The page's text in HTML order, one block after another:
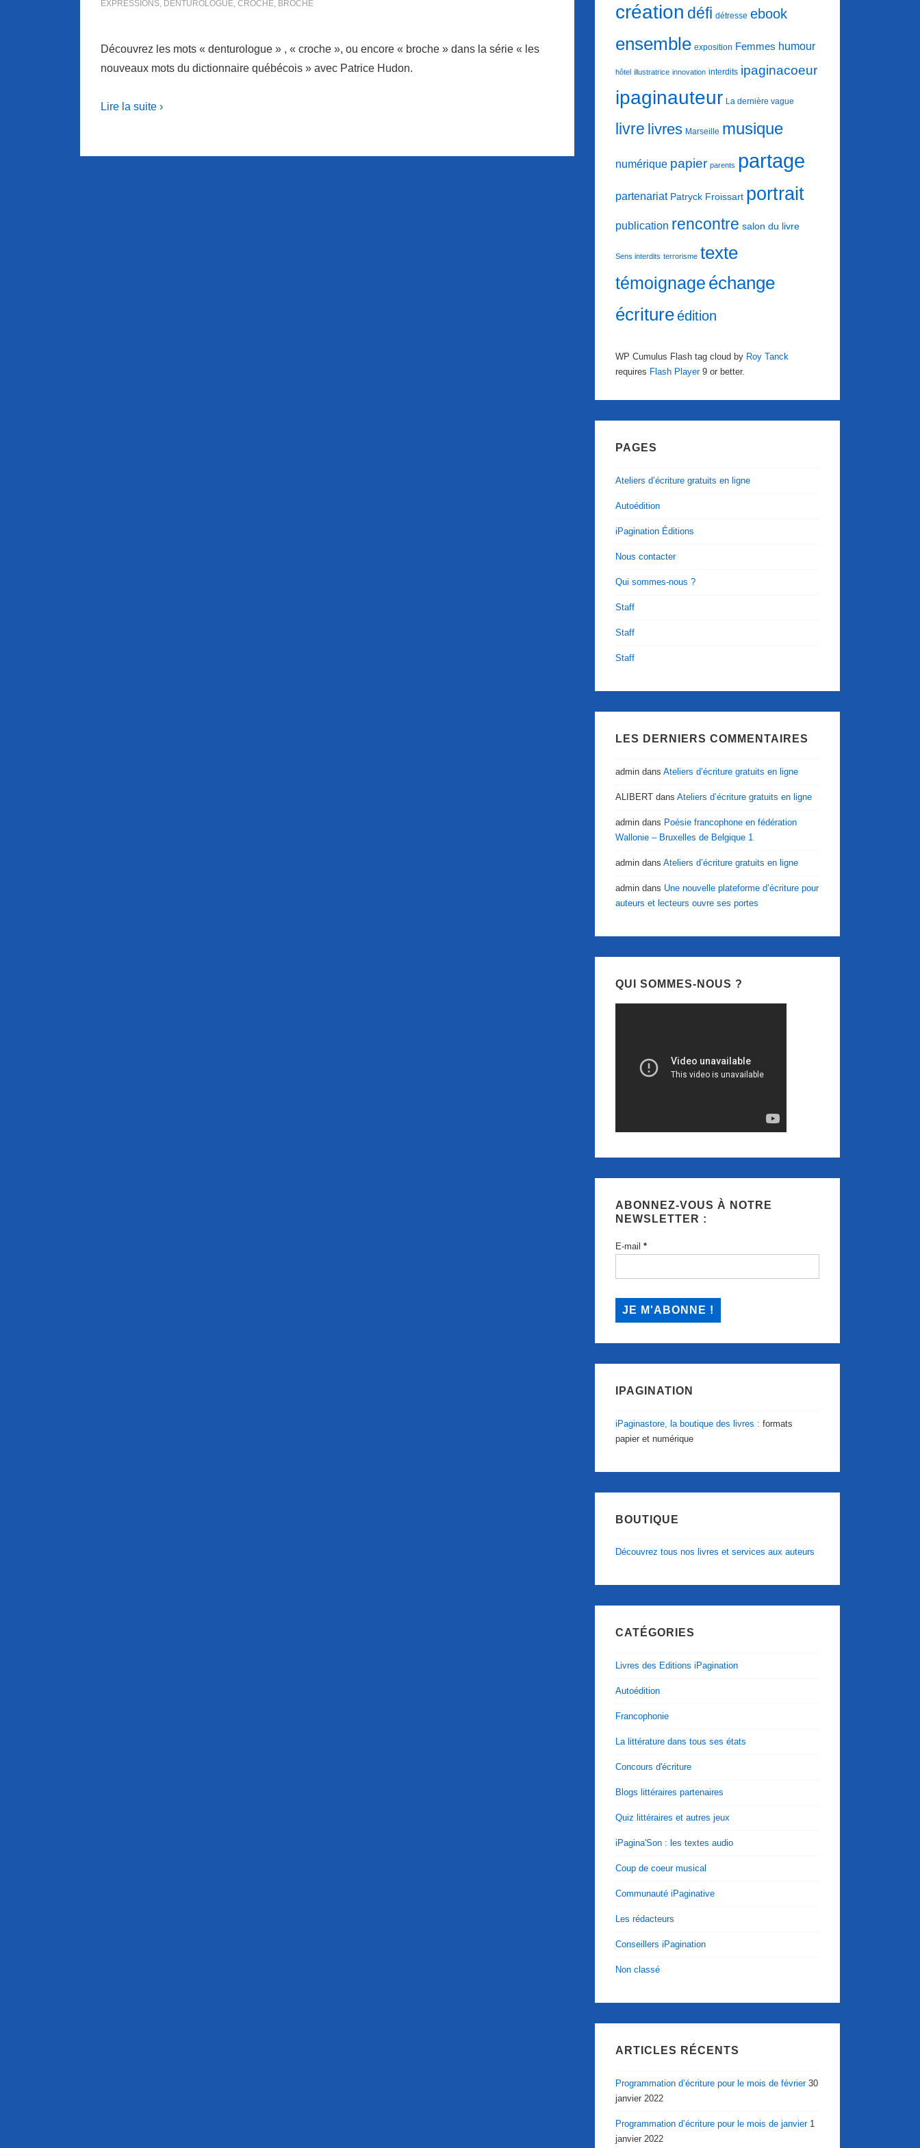
EXPRESSIONS, DENTUROLOGUE, CROCHE, BROCHE
Découvrez les mots « denturologue » , « croche », ou encore « broche » dans la série « les
nouveaux mots du dictionnaire québécois » avec Patrice Hudon.
Lire la suite ›
création défi détresse ebook
ensemble exposition Femmes humour
hôtel illustratrice innovation interdits ipaginacoeur
ipaginauteur La dernière vague
livre livres Marseille musique
numérique papier parents partage
partenariat Patryck Froissart portrait
publication rencontre salon du livre
Sens interdits terrorisme texte
témoignage échange
écritureédition
WP Cumulus Flash tag cloud by Roy Tanck
requires Flash Player9 or better.
PAGES
Ateliers d’écriture gratuits en ligne
Autoédition
iPagination Éditions
Nous contacter
Qui sommes-nous ?
Staff
Staff
Staff
LES DERNIERS COMMENTAIRES
admin dansAteliers d’écriture gratuits en ligne
ALIBERT dansAteliers d’écriture gratuits en ligne
admin dans Poésie francophone en fédération
Wallonie – Bruxelles de Belgique 1
admin dansAteliers d’écriture gratuits en ligne
admin dans Une nouvelle plateforme d’écriture pour
auteurs et lecteurs ouvre ses portes
QUI SOMMES-NOUS ?
ABONNEZ-VOUS À NOTRE
NEWSLETTER :
E-mail*
IPAGINATION
iPaginastore, la boutique des livres : formats
papier et numérique
BOUTIQUE
Découvrez tous nos livres et services aux auteurs
CATÉGORIES
Livres des Editions iPagination
Autoédition
Francophonie
La littérature dans tous ses états
Concours d'écriture
Blogs littéraires partenaires
Quiz littéraires et autres jeux
iPagina'Son : les textes audio
Coup de coeur musical
Communauté iPaginative
Les rédacteurs
Conseillers iPagination
Non classé
ARTICLES RÉCENTS
Programmation d’écriture pour le mois de février 30
janvier 2022
Programmation d’écriture pour le mois de janvier 1
janvier 2022